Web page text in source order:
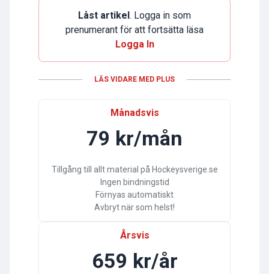
Låst artikel . Logga in som
prenumerant för att fortsätta läsa
Logga In
LÄS VIDARE MED PLUS
Månadsvis
79 kr/mån
Tillgång till allt material på Hockeysverige.se
Ingen bindningstid
Förnyas automatiskt
Avbryt när som helst!
Årsvis
659 kr/år